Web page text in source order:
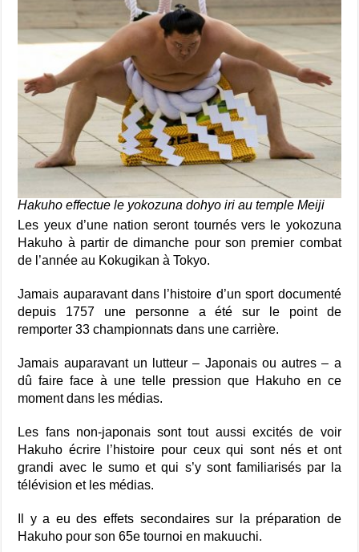
Hakuho effectue le yokozuna dohyo iri au temple Meiji
Les yeux d’une nation seront tournés vers le yokozuna
Hakuho à partir de dimanche pour son premier combat
de l’année au Kokugikan à Tokyo.
Jamais auparavant dans l’histoire d’un sport documenté
depuis 1757 une personne a été sur le point de
remporter 33 championnats dans une carrière.
Jamais auparavant un lutteur – Japonais ou autres – a
dû faire face à une telle pression que Hakuho en ce
moment dans les médias.
Les fans non-japonais sont tout aussi excités de voir
Hakuho écrire l’histoire pour ceux qui sont nés et ont
grandi avec le sumo et qui s’y sont familiarisés par la
télévision et les médias.
Il y a eu des effets secondaires sur la préparation de
Hakuho pour son 65e tournoi en makuuchi.